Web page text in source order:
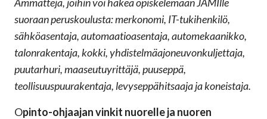
suoraan peruskoulusta: merkonomi, IT-tukihenkilö,
sähköasentaja, automaatioasentaja, automekaanikko,
talonrakentaja, kokki, yhdistelmäajoneuvonkuljettaja,
puutarhuri, maaseutuyrittäjä, puuseppä,
teollisuuspuurakentaja, levyseppähitsaaja ja koneistaja.
Opinto-ohjaajan vinkit nuorelle ja nuoren